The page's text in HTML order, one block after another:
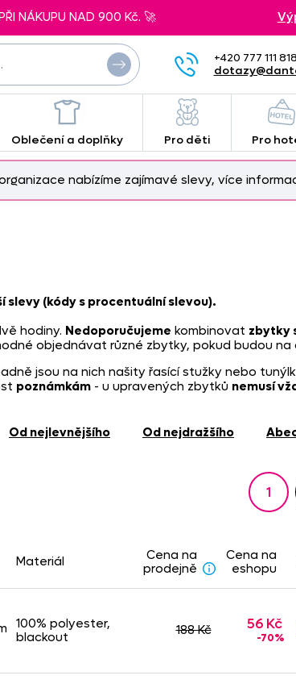
+420 777 111 818
NÁKUPU NAD 900 Kč. 🚀
Oblečení a doplňky Pro děti Pro
nabízíme zajímavé slevy, více
slevy (kódy s procentuální slevou).
hodiny. Nedoporučujeme kombinovat zbytky
objednávat různé zbytky, pokud budou na
jsou na nich našity řasící stužky nebo
poznámkám - u upravených zbytků nemusí
od nejlevnějšího od nejdražšího
1
Materiál
Cena na
prodejně
Cena na
eshopu
100% polyester,
blackout
188 Kč 56 Kč
-70%